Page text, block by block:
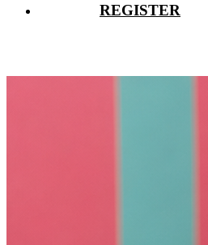
REGISTER